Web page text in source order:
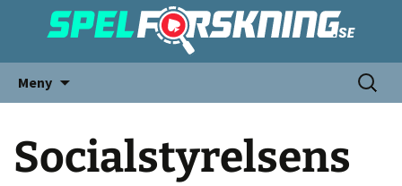
Meny
Socialstyrelsens